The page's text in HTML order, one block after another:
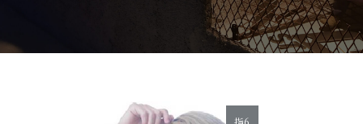
指6